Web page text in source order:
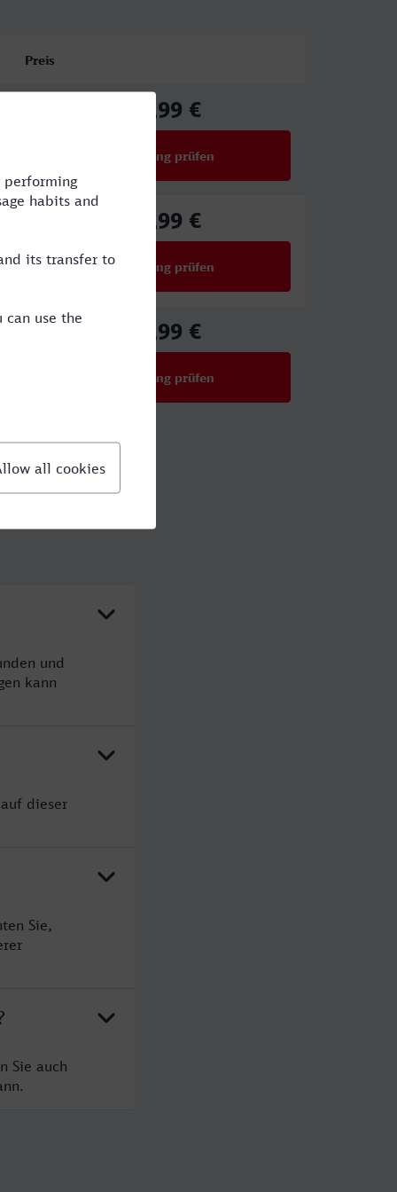
Preis
50,99 €
Verbindung prüfen
96,99 €
Verbindung prüfen
49,99 €
Verbindung prüfen
und
kann
dieser
Sie,
Sie auch